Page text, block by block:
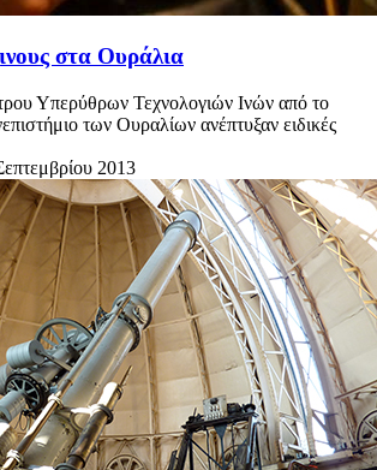
στα Ουράλια
Υπερύθρων Τεχνολογιών Ινών από το
των Ουραλίων ανέπτυξαν ειδικές
2013